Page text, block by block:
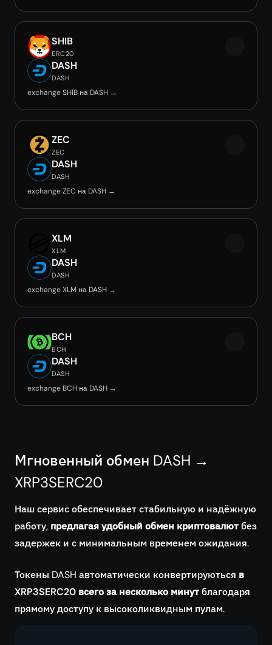
SHIB
ERC20
DASH
DASH
exchange SHIB на DASH →
ZEC
ZEC
DASH
DASH
exchange ZEC на DASH →
XLM
XLM
DASH
DASH
exchange XLM на DASH →
BCH
BCH
DASH
DASH
exchange BCH на DASH →
Мгновенный обмен DASH →
XRP3SERC20
Наш сервис обеспечивает стабильную и надёжную
работу, предлагая удобный обмен криптовалютбез
задержек и с минимальным временем ожидания.
Токены DASH автоматически конвертируються в
XRP3SERC20 всего за несколько минутблагодаря
прямому доступу к высоколиквидным пулам.